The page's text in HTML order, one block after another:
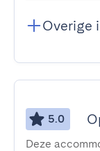
Overige
5.0
Deze